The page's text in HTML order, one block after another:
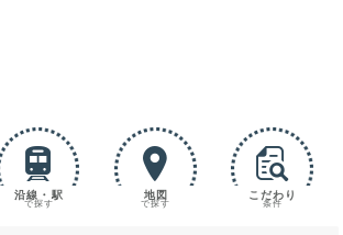
沿線・駅
で探す
地図
で探す
こだわり
条件